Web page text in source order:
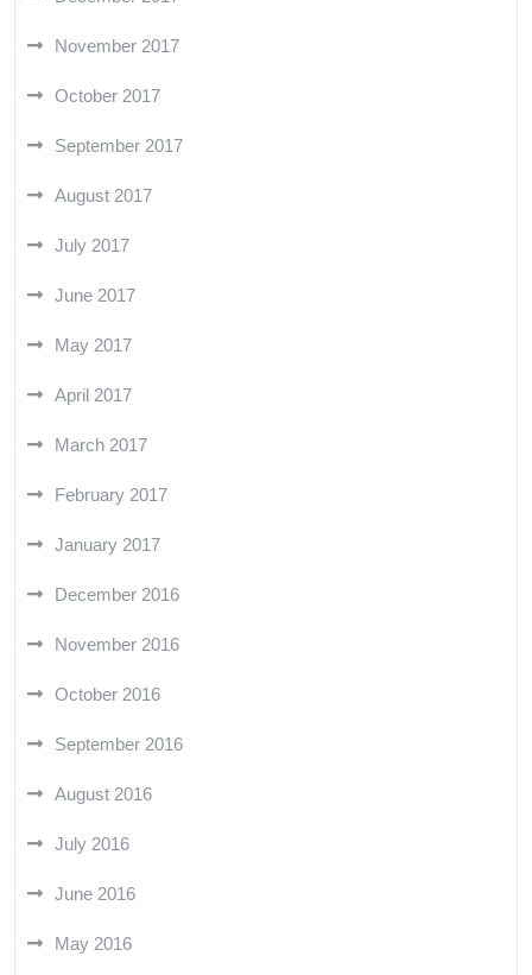
November 2017
October 2017
September 2017
August 2017
July 2017
June 2017
May 2017
April 2017
March 2017
February 2017
January 2017
December 2016
November 2016
October 2016
September 2016
August 2016
July 2016
June 2016
May 2016